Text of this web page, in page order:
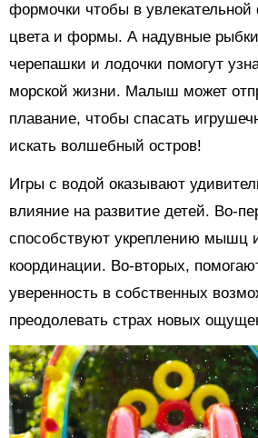
формочки чтобы в
цвета и формы. А надувные
черепашки и лодочки помогут
морской жизни. Малыш может
плавание, чтобы спасать
искать волшебный остров!
Игры с водой оказывают
влияние на развитие детей. Во-
способствуют укреплению мышц
координации. Во-вторых,
уверенность в собственных
преодолевать страх новых